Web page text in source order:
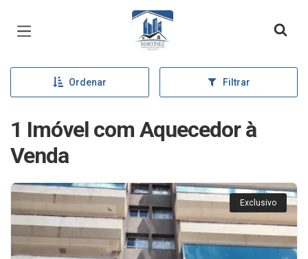
Página inicial
Ordenar Filtrar
1 Imóvel com Aquecedor à
Venda
Exclusivo